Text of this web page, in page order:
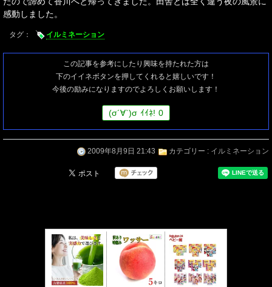
感動しました。
タグ： イルミネーション
この記事を参考にしたり興味を持たれた方は
下のイイネボタンを押してくれると嬉しいです！
今後の励みになりますのでよろしくお願いします！
(σ´∀`)σ ｲｲﾈ! 0
2009年8月9日 21:43 カテゴリー : イルミネーション